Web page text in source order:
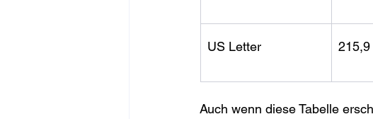
US Letter
Auch wenn diese Tabelle